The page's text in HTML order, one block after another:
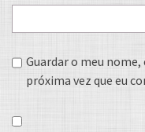
Guardar o meu
próxima vez que eu